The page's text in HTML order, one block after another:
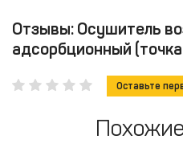
Отзывы: Осушитель
адсорбционный
Оставьте